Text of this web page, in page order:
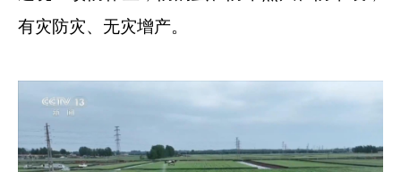
有灾防灾、无灾增产。